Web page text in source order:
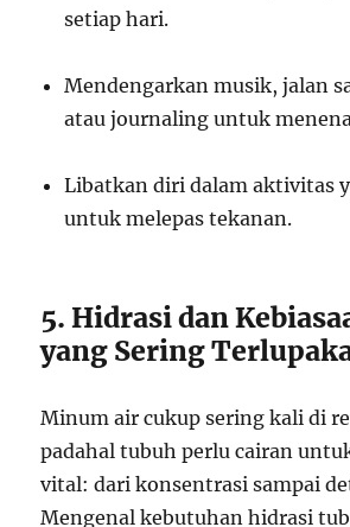
setiap hari.
Mendengarkan musik, jalan
atau journaling untuk
Libatkan diri dalam aktivitas
untuk melepas tekanan.
5. Hidrasi dan
yang Sering
Minum air cukup sering kali di
padahal tubuh perlu cairan
vital: dari konsentrasi sampai
Mengenal kebutuhan hidrasi